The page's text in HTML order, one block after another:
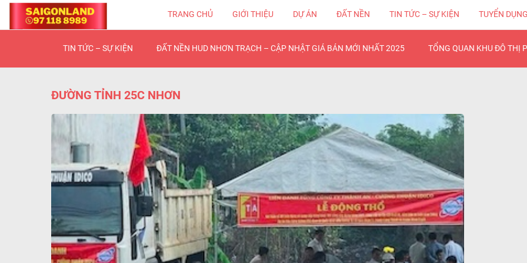
TRANG CHỦ GIỚI THIỆU DỰ ÁN ĐẤT NỀN TIN TỨC – SỰ KIỆN TUYỂN DỤNG
TIN TỨC – SỰ KIỆN ĐẤT NỀN HUD NHƠN TRẠCH – CẬP NHẬT GIÁ BÁN MỚI NHẤT 2025 TỔNG QUAN KHU ĐÔ THỊ
ĐƯỜNG TỈNH 25C NHƠN